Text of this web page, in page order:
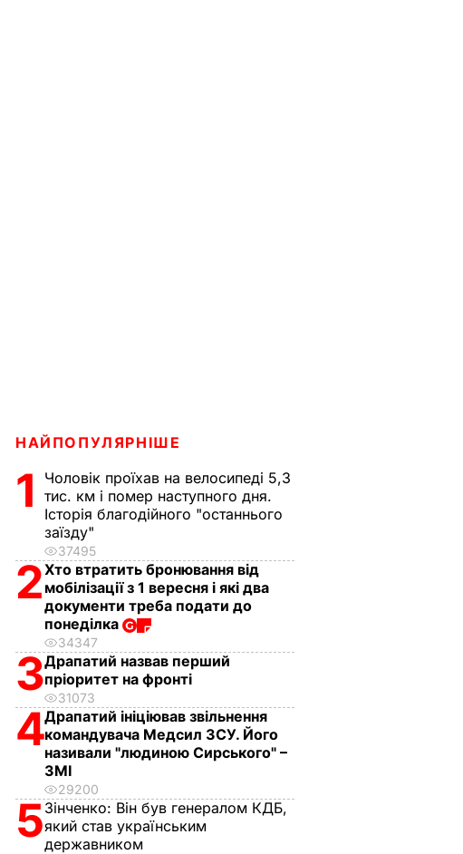
НАЙПОПУЛЯРНІШЕ
1
Чоловік проїхав на велосипеді 5,3
тис. км і помер наступного дня.
Історія благодійного "останнього
заїзду"
37495
2Хто втратить бронювання від
мобілізації з 1 вересня і які два
документи треба подати до
понеділка
34347
3Драпатий назвав перший
пріоритет на фронті
31073
4Драпатий ініціював звільнення
командувача Медсил ЗСУ. Його
називали "людиною Сирського" –
ЗМІ
29200
5Зінченко: Він був генералом КДБ,
який став українським
державником